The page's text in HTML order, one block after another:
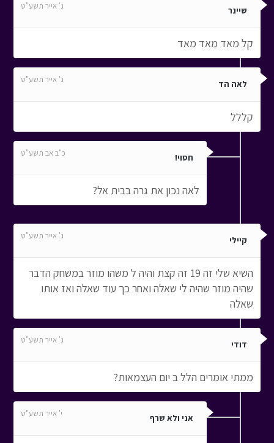
שיינר ג' אייר תשע"ט
קל מאד מאד מאד
לאה הד ג' אייר תשע"ט
קללל
חסוי! כ"ב אב תשע"ט
לאה נכון את גרה בבית אל?
קיילי ג' אייר תשע"ט
השיא שלי זה 19 זה קצת והיה ל משהו מוזר במשחק הדבר
שהיה מוזר שהיה לי שאלה ואחר כך עוד שאלה ואז אותו
שאלה
דודי ג' אייר תשע"ט
ממתי אומרים הלל ב יום העצמאות?
אני ולא שרף י' אייר תשע"ט